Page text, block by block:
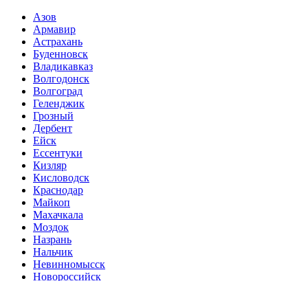
Азов
Армавир
Астрахань
Буденновск
Владикавказ
Волгодонск
Волгоград
Геленджик
Грозный
Дербент
Ейск
Ессентуки
Кизляр
Кисловодск
Краснодар
Майкоп
Махачкала
Моздок
Назрань
Нальчик
Невинномысск
Новороссийск